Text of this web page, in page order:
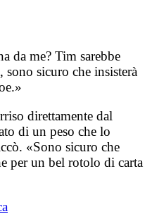
da me? Tim sarebbe
sicuro che insisterà
direttamente dal
di un peso che lo
«Sono sicuro che
per un bel rotolo di carta